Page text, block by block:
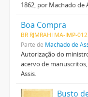
1862, por Machado de
Boa Compra
BR RJMRAHI MA-IMP-012
Parte de Machado de
Autorização do
acervo de
Assis.
Busto